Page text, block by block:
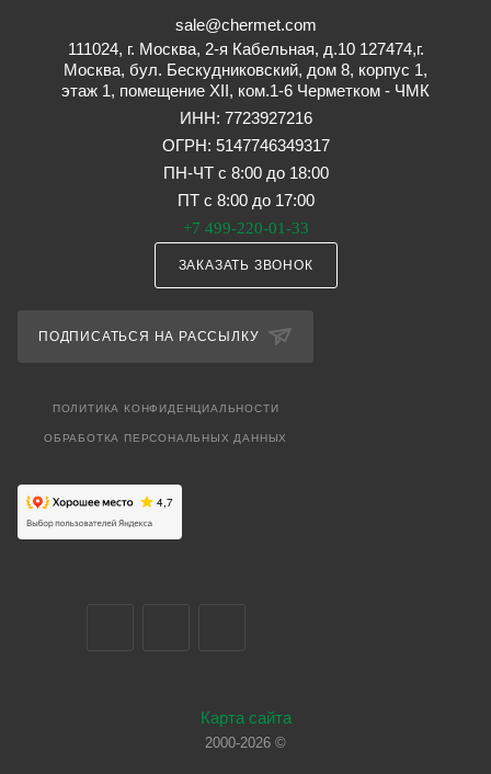
sale@chermet.com
111024, г. Москва, 2-я Кабельная, д.10 127474,г.
Москва, бул. Бескудниковский, дом 8, корпус 1,
этаж 1, помещение XII, ком.1-6 Черметком - ЧМК
ИНН: 7723927216
ОГРН: 5147746349317
ПН-ЧТ с 8:00 до 18:00
ПТ с 8:00 до 17:00
+7 499-220-01-33
ЗАКАЗАТЬ ЗВОНОК
ПОДПИСАТЬСЯ НА РАССЫЛКУ
ПОЛИТИКА КОНФИДЕНЦИАЛЬНОСТИ
ОБРАБОТКА ПЕРСОНАЛЬНЫХ ДАННЫХ
Карта сайта
2000-2026 ©